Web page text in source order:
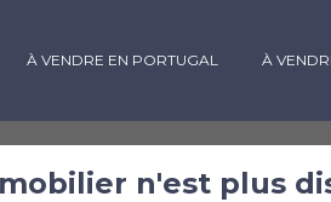
À VENDRE EN PORTUGAL À
n'est plus